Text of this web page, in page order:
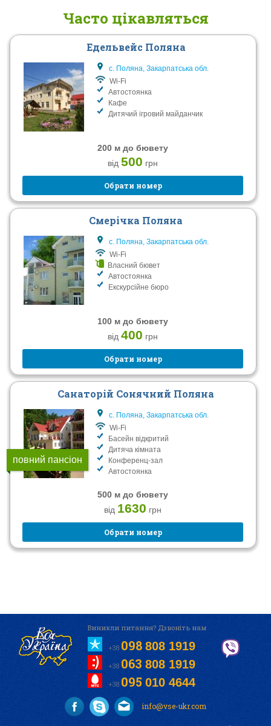
Часто цікавляться
Едельвейс Поляна
с. Поляна, Закарпатська обл.
Wi-Fi
Автостоянка
Кафе
Дитячий ігровий майданчик
200 м до бювету
від500 грн
Обрати номер
Смерічка Поляна
с. Поляна, Закарпатська обл.
Wi-Fi
Власний бювет
Автостоянка
Екскурсійне бюро
100 м до бювету
від400 грн
Обрати номер
повний пансіон
Санаторій Сонячний Поляна
с. Поляна, Закарпатська обл.
Wi-Fi
Басейн відкритий
Дитяча кімната
Конференц-зал
Автостоянка
500 м до бювету
від 1630 грн
Обрати номер
Виникли питання? Дзвоніть нам
+38 098808 1919
+38063808 1919
+38 095010 4644
info@vse-ukr.com